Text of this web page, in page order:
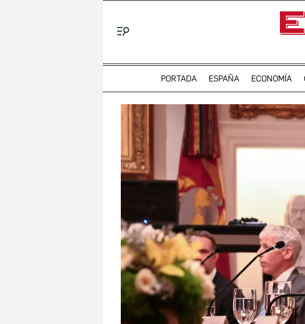
PORTADA ESPAÑA ECONOMÍA